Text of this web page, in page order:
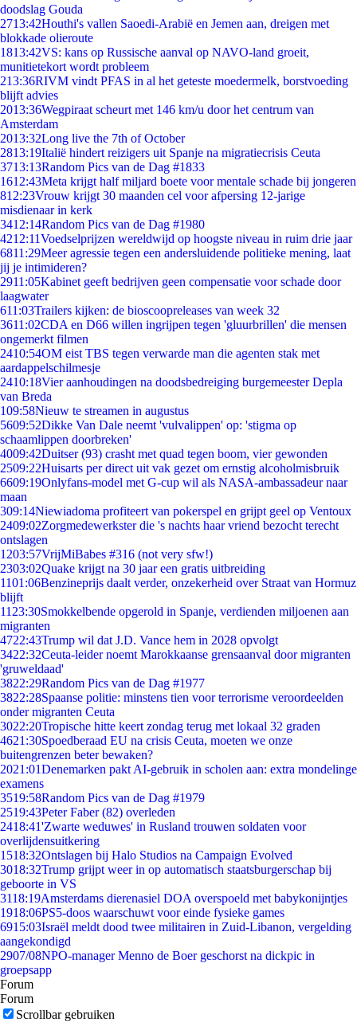
doodslag Gouda
2713:42Houthi's vallen Saoedi-Arabië en Jemen aan, dreigen met
blokkade olieroute
1813:42VS: kans op Russische aanval op NAVO-land groeit,
munitietekort wordt probleem
213:36RIVM vindt PFAS in al het geteste moedermelk, borstvoeding
blijft advies
2013:36Wegpiraat scheurt met 146 km/u door het centrum van
Amsterdam
2013:32Long live the 7th of October
2813:19Italië hindert reizigers uit Spanje na migratiecrisis Ceuta
3713:13Random Pics van de Dag #1833
1612:43Meta krijgt half miljard boete voor mentale schade bij jongeren
812:23Vrouw krijgt 30 maanden cel voor afpersing 12-jarige
misdienaar in kerk
3412:14Random Pics van de Dag #1980
4212:11Voedselprijzen wereldwijd op hoogste niveau in ruim drie jaar
6811:29Meer agressie tegen een andersluidende politieke mening, laat
jij je intimideren?
2911:05Kabinet geeft bedrijven geen compensatie voor schade door
laagwater
611:03Trailers kijken: de bioscoopreleases van week 32
3611:02CDA en D66 willen ingrijpen tegen 'gluurbrillen' die mensen
ongemerkt filmen
2410:54OM eist TBS tegen verwarde man die agenten stak met
aardappelschilmesje
2410:18Vier aanhoudingen na doodsbedreiging burgemeester Depla
van Breda
109:58Nieuw te streamen in augustus
5609:52Dikke Van Dale neemt 'vulvalippen' op: 'stigma op
schaamlippen doorbreken'
4009:42Duitser (93) crasht met quad tegen boom, vier gewonden
2509:22Huisarts per direct uit vak gezet om ernstig alcoholmisbruik
6609:19Onlyfans-model met G-cup wil als NASA-ambassadeur naar
maan
309:14Niewiadoma profiteert van pokerspel en grijpt geel op Ventoux
2409:02Zorgmedewerkster die 's nachts haar vriend bezocht terecht
ontslagen
1203:57VrijMiBabes #316 (not very sfw!)
2303:02Quake krijgt na 30 jaar een gratis uitbreiding
1101:06Benzineprijs daalt verder, onzekerheid over Straat van Hormuz
blijft
11 23:30Smokkelbende opgerold in Spanje, verdienden miljoenen aan
migranten
4722:43Trump wil dat J.D. Vance hem in 2028 opvolgt
3422:32Ceuta-leider noemt Marokkaanse grensaanval door migranten
'gruweldaad'
3822:29Random Pics van de Dag #1977
3822:28Spaanse politie: minstens tien voor terrorisme veroordeelden
onder migranten Ceuta
3022:20Tropische hitte keert zondag terug met lokaal 32 graden
4621:30Spoedberaad EU na crisis Ceuta, moeten we onze
buitengrenzen beter bewaken?
2021:01Denemarken pakt AI-gebruik in scholen aan: extra mondelinge
examens
3519:58Random Pics van de Dag #1979
2519:43Peter Faber (82) overleden
2418:41'Zwarte weduwes' in Rusland trouwen soldaten voor
overlijdensuitkering
1518:32Ontslagen bij Halo Studios na Campaign Evolved
3018:32Trump grijpt weer in op automatisch staatsburgerschap bij
geboorte in VS
3118:19Amsterdams dierenasiel DOA overspoeld met babykonijntjes
1918:06PS5-doos waarschuwt voor einde fysieke games
6915:03Israël meldt dood twee militairen in Zuid-Libanon, vergelding
aangekondigd
2907/08NPO-manager Menno de Boer geschorst na dickpic in
groepsapp
Forum
Forum
Scrollbar gebruiken